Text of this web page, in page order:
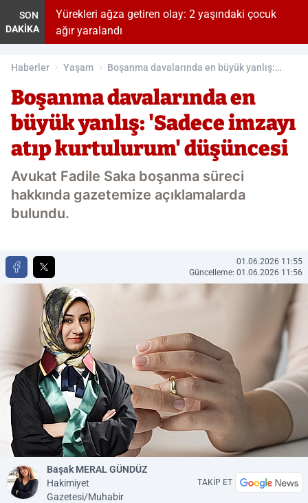
SON
DAKİKA
Yürekleri ağza getiren olay: 2 yaşındaki çocuk
ağır yaralandı
Haberler Yaşam
Boşanma davalarında en büyük yanlış:
Boşanma davalarında en
büyük yanlış: 'Sadece imzayı
atıp kurtulurum' düşüncesi
Avukat Fadile Saka boşanma süreci
hakkında gazetemize açıklamalarda
bulundu.
01.06.2026 11:55
Güncelleme: 01.06.2026 11:56
Başak MERAL GÜNDÜZ
Hakimiyet
Gazetesi/Muhabir
TAKİP ET